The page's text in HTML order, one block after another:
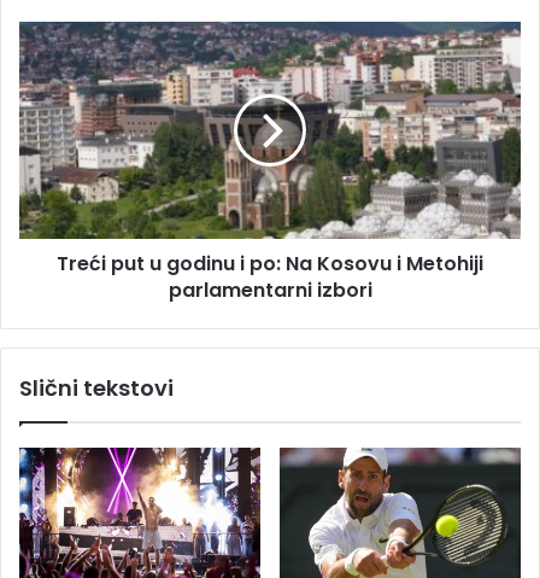
a
k
a
,
J
e
i
s
t
O
š
a
n
i
n
T
r
e
ć
i
p
u
t
u
u
o
:
N
a
K
Treći put u godinu i po: Na Kosovu i Metohiji
parlamentarni izbori
Slični tekstovi